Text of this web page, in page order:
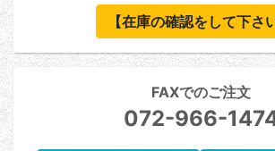
【在庫の確認をして下さい
FAXでのご注文
072-966-